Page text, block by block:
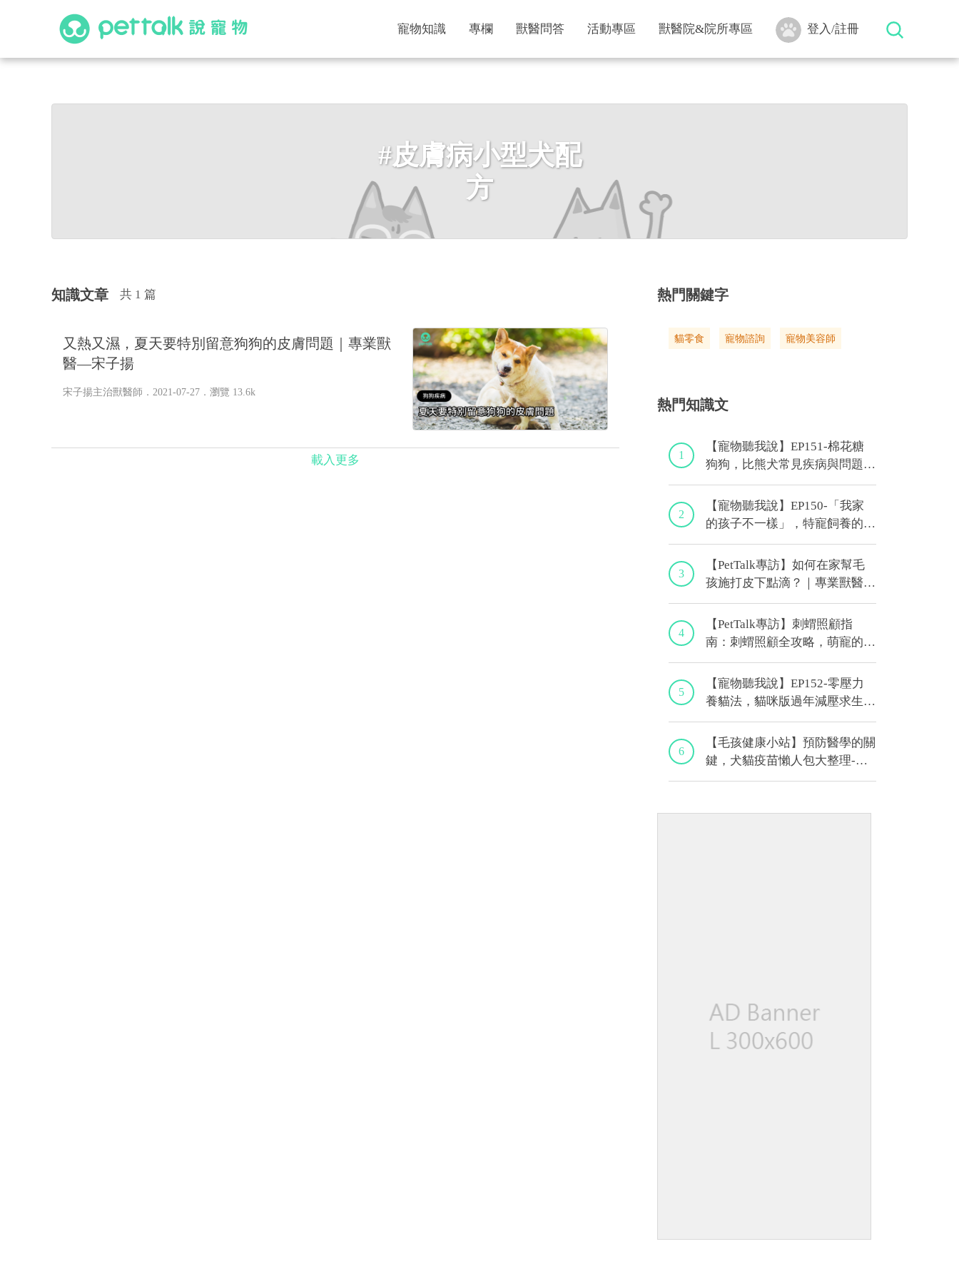
寵物知識 專欄 獸醫問答 活動專區 獸醫院&院所專區 登入/註冊
#皮膚病小型犬配
方
知識文章 共 1 篇
又熱又濕，夏天要特別留意狗狗的皮膚問題｜專業獸
醫—宋子揚
宋子揚主治獸醫師 ．2021-07-27． 瀏覽 13.6k
載入更多
熱門關鍵字
貓零食 寵物諮詢 寵物美容師
熱門知識文
1
【寵物聽我說】EP151-棉花糖
狗狗，比熊犬常見疾病與問題大
解析！｜專業獸醫—林筱瑞
2
【寵物聽我說】EP150-「我家
的孩子不一樣」，特寵飼養的最
佳後盾！特寵獸醫師駕到！｜專
業獸醫—侯彣
3
【PetTalk專訪】如何在家幫毛
孩施打皮下點滴？｜專業獸醫師
—宋子揚
4
【PetTalk專訪】刺蝟照顧指
南：刺蝟照顧全攻略，萌寵的健
康秘訣｜專業獸醫—侯彣
5
【寵物聽我說】EP152-零壓力
養貓法，貓咪版過年減壓求生
術！｜專業獸醫—黃偉珍
6
【毛孩健康小站】預防醫學的關
鍵，犬貓疫苗懶人包大整理-上
集｜程若芷獸醫師